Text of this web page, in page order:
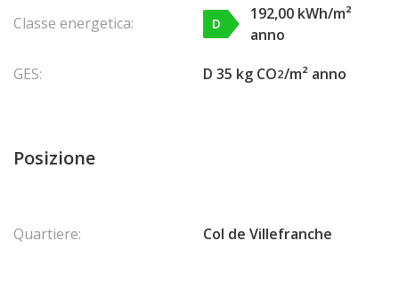
Classe energetica: D
192,00 kWh/m²
anno
GES:
D 35 kg CO2/m² anno
Posizione
Quartiere: Col de Villefranche